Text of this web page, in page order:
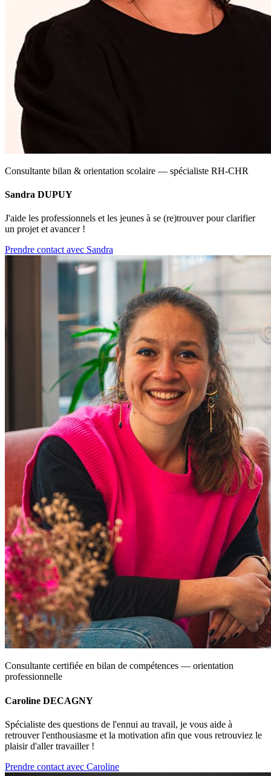
Consultante bilan & orientation scolaire — spécialiste RH-CHR
Sandra DUPUY
J'aide les professionnels et les jeunes à se (re)trouver pour clarifier
un projet et avancer !
Prendre contact avec Sandra
Consultante certifiée en bilan de compétences — orientation
professionnelle
Caroline DECAGNY
Spécialiste des questions de l'ennui au travail, je vous aide à
retrouver l'enthousiasme et la motivation afin que vous retrouviez le
plaisir d'aller travailler !
Prendre contact avec Caroline